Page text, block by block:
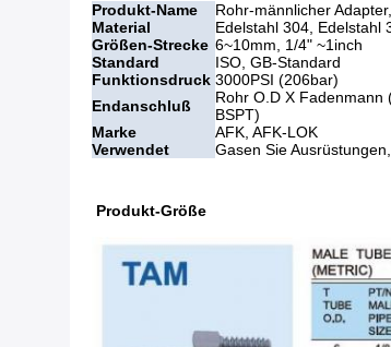
Produkt-Name
Rohr-männlicher
Material
Edelstahl 304, Edelstahl
Größen-Strecke 6~10mm, 1/4" ~1inch
Standard
ISO, GB-Standard
Funktionsdruck 3000PSI (206bar)
Endanschluß
Rohr O.D X Fadenmann
BSPT)
Marke
AFK, AFK-LOK
Verwendet
Gasen Sie
Produkt-Größe